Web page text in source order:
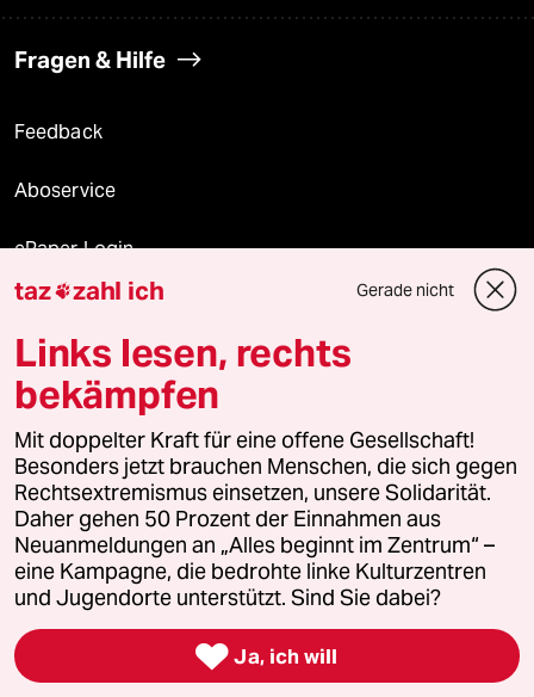
Fragen & Hilfe
Feedback
Aboservice
ePaper Login
Downloads für Abonnierende
© 2026 taz Verlags und Vertriebs GmbH
Alle Rechte vorbehalten. Bei rechtlichen Fragen oder für Genehmigungen
wenden Sie sich bitte an
lizenzen@taz.de
Feedback Redaktionsstatut Kommune-Richtlinien
Leitlinie Informant Datenschutz Impressum AGB
Seitenwende Einwilligungen widerrufen (Ads)
taz zahl ich Gerade nicht
Links lesen, rechts
bekämpfen
Mit doppelter Kraft für eine offene Gesellschaft!
Besonders jetzt brauchen Menschen, die sich gegen
Rechtsextremismus einsetzen, unsere Solidarität.
Daher gehen 50 Prozent der Einnahmen aus
Neuanmeldungen an „Alles beginnt im Zentrum“ –
eine Kampagne, die bedrohte linke Kulturzentren
und Jugendorte unterstützt. Sind Sie dabei?
 Ja, ich will